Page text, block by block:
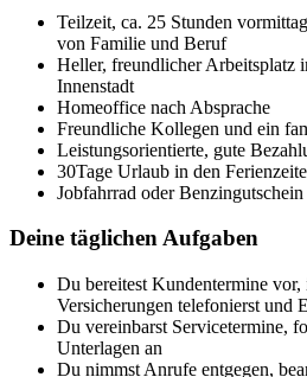
Teilzeit, ca. 25 Stunden
von Familie und Beruf
Heller, freundlicher Arbeitsplatz
Innenstadt
Homeoffice nach Absprache
Freundliche Kollegen und ein
Leistungsorientierte, gute
30Tage Urlaub in den
Jobfahrrad oder Benzingutschein
Deine täglichen Aufgaben
Du bereitest Kundentermine
Versicherungen telefonierst und
Du vereinbarst Servicetermine,
Unterlagen an
Du nimmst Anrufe entgegen,